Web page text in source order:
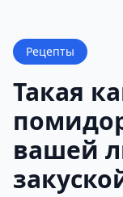
Рецепты
Такая
вашей